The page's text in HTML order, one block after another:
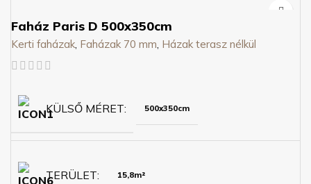
Faház Paris D 500x350cm
Kerti faházak Faházak 70 mm Házak terasz nélkül
KÜLSŐ MÉRET 500x350cm
TERÜLET 15,8m²